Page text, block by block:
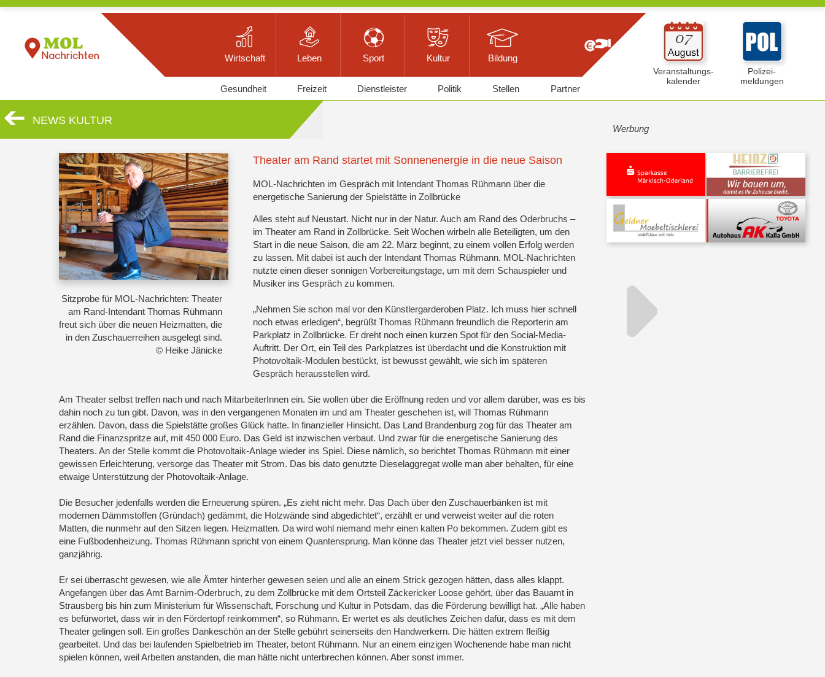
Wirtschaft Leben Sport Kultur Bildung
Veranstaltungs-
kalender
Polizei-
meldungen
Gesundheit Freizeit Dienstleister Politik Stellen Partner
NEWS KULTUR
Sitzprobe für MOL-Nachrichten: Theater
am Rand-Intendant Thomas Rühmann
freut sich über die neuen Heizmatten, die
in den Zuschauerreihen ausgelegt sind.
© Heike Jänicke
Theater am Rand startet mit Sonnenenergie in die neue Saison
MOL-Nachrichten im Gespräch mit Intendant Thomas Rühmann über die
energetische Sanierung der Spielstätte in Zollbrücke
Alles steht auf Neustart. Nicht nur in der Natur. Auch am Rand des Oderbruchs –
im Theater am Rand in Zollbrücke. Seit Wochen wirbeln alle Beteiligten, um den
Start in die neue Saison, die am 22. März beginnt, zu einem vollen Erfolg werden
zu lassen. Mit dabei ist auch der Intendant Thomas Rühmann. MOL-Nachrichten
nutzte einen dieser sonnigen Vorbereitungstage, um mit dem Schauspieler und
Musiker ins Gespräch zu kommen.
„Nehmen Sie schon mal vor den Künstlergarderoben Platz. Ich muss hier schnell
noch etwas erledigen“, begrüßt Thomas Rühmann freundlich die Reporterin am
Parkplatz in Zollbrücke. Er dreht noch einen kurzen Spot für den Social-Media-
Auftritt. Der Ort, ein Teil des Parkplatzes ist überdacht und die Konstruktion mit
Photovoltaik-Modulen bestückt, ist bewusst gewählt, wie sich im späteren
Gespräch herausstellen wird.
Am Theater selbst treffen nach und nach MitarbeiterInnen ein. Sie wollen über die Eröffnung reden und vor allem darüber, was es bis
dahin noch zu tun gibt. Davon, was in den vergangenen Monaten im und am Theater geschehen ist, will Thomas Rühmann
erzählen. Davon, dass die Spielstätte großes Glück hatte. In finanzieller Hinsicht. Das Land Brandenburg zog für das Theater am
Rand die Finanzspritze auf, mit 450 000 Euro. Das Geld ist inzwischen verbaut. Und zwar für die energetische Sanierung des
Theaters. An der Stelle kommt die Photovoltaik-Anlage wieder ins Spiel. Diese nämlich, so berichtet Thomas Rühmann mit einer
gewissen Erleichterung, versorge das Theater mit Strom. Das bis dato genutzte Dieselaggregat wolle man aber behalten, für eine
etwaige Unterstützung der Photovoltaik-Anlage.
Die Besucher jedenfalls werden die Erneuerung spüren. „Es zieht nicht mehr. Das Dach über den Zuschauerbänken ist mit
modernen Dämmstoffen (Gründach) gedämmt, die Holzwände sind abgedichtet“, erzählt er und verweist weiter auf die roten
Matten, die nunmehr auf den Sitzen liegen. Heizmatten. Da wird wohl niemand mehr einen kalten Po bekommen. Zudem gibt es
eine Fußbodenheizung. Thomas Rühmann spricht von einem Quantensprung. Man könne das Theater jetzt viel besser nutzen,
ganzjährig.
Er sei überrascht gewesen, wie alle Ämter hinterher gewesen seien und alle an einem Strick gezogen hätten, dass alles klappt.
Angefangen über das Amt Barnim-Oderbruch, zu dem Zollbrücke mit dem Ortsteil Zäckericker Loose gehört, über das Bauamt in
Strausberg bis hin zum Ministerium für Wissenschaft, Forschung und Kultur in Potsdam, das die Förderung bewilligt hat. „Alle haben
es befürwortet, dass wir in den Fördertopf reinkommen“, so Rühmann. Er wertet es als deutliches Zeichen dafür, dass es mit dem
Theater gelingen soll. Ein großes Dankeschön an der Stelle gebührt seinerseits den Handwerkern. Die hätten extrem fleißig
gearbeitet. Und das bei laufenden Spielbetrieb im Theater, betont Rühmann. Nur an einem einzigen Wochenende habe man nicht
spielen können, weil Arbeiten anstanden, die man hätte nicht unterbrechen können. Aber sonst immer.
Werbung